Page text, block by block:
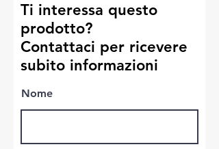
Ti interessa questo
prodotto?
Contattaci per ricevere
subito informazioni
Nome